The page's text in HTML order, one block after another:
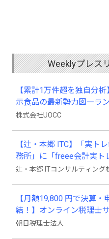
Weeklyプレス
【累計1万件超を独自分
示食品の最新勢力図―ラ
2025年4月以降の変化
株式会社UOCC
【辻・本郷 ITC】「実ト
務所」に「freee会計実ト
新規追加
辻・本郷 ITコンサルティング
【月額19,800 円で決算・
結！】オンライン税理士
「Wiz サポ」
朝日税理士法人